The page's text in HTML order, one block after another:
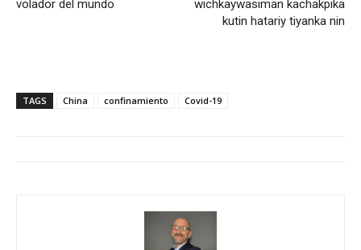
volador del mundo
wichkaywasiman kachakpika
kutin hatariy tiyanka nin
TAGS China confinamiento Covid-19